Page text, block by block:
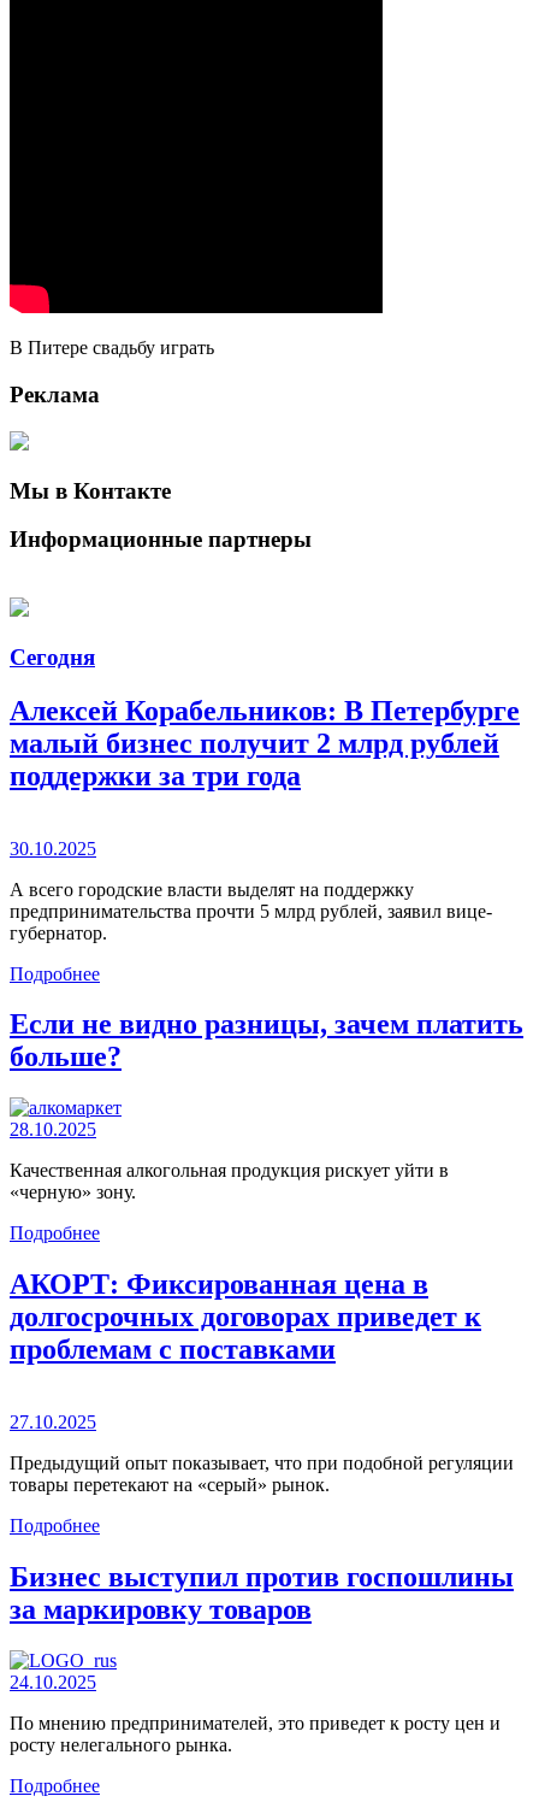
В Питере свадьбу играть
Реклама
Мы в Контакте
Информационные партнеры
Сегодня
Алексей Корабельников: В Петербурге
малый бизнес получит 2 млрд рублей
поддержки за три года
30.10.2025
А всего городские власти выделят на поддержку
предпринимательства прочти 5 млрд рублей, заявил вице-
губернатор.
Подробнее
Если не видно разницы, зачем платить
больше?
28.10.2025
Качественная алкогольная продукция рискует уйти в
«черную» зону.
Подробнее
АКОРТ: Фиксированная цена в
долгосрочных договорах приведет к
проблемам с поставками
27.10.2025
Предыдущий опыт показывает, что при подобной регуляции
товары перетекают на «серый» рынок.
Подробнее
Бизнес выступил против госпошлины
за маркировку товаров
24.10.2025
По мнению предпринимателей, это приведет к росту цен и
росту нелегального рынка.
Подробнее